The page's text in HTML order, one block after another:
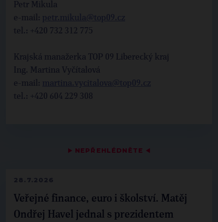
▶ NEPŘEHLÉDNĚTE ◀
28.7.2026
Veřejné finance, euro i školství. Matěj
Ondřej Havel jednal s prezidentem
Petr Mikula
e-mail:
tel.: +420 732 312 775
Krajská manažerka TOP 09 Liberecký kraj
Ing. Martina Vyčítalová
e-mail:
tel.: +420 604 229 308